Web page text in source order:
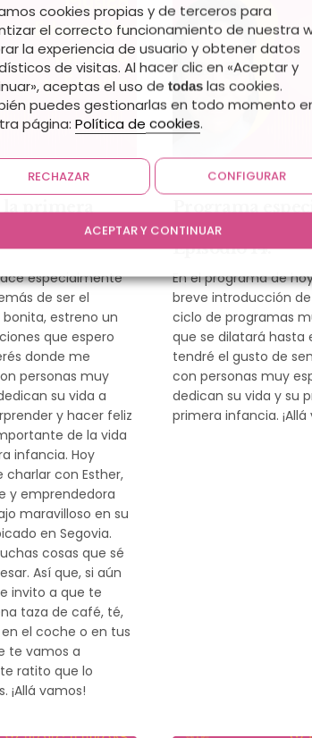
la primera
con Esther
especialmente
de ser el
bonita, estreno un
que espero
donde me
personas muy
su vida a
y hacer feliz
de la vida
infancia. Hoy
con Esther,
y emprendedora
maravilloso en su
en Segovia.
cosas que sé
Así que, si aún
invito a que te
taza de café, té,
el coche o en tus
te vamos a
ratito que lo
¡Allá vamos!
Programa
ciclo de
Episodio 14.
En el programa de
breve introducción
ciclo de programas
que se dilatará hasta
tendré el gusto de
con personas muy
dedican su vida y su
primera infancia. ¡Allá
cookies propias y de terceros para
el correcto funcionamiento de nuestra
la experiencia de usuario y obtener datos
de visitas. Al hacer clic en «Aceptar y
aceptas el uso de todas las cookies.
puedes gestionarlas en todo momento
página: Política de cookies.
RECHAZAR CONFIGURAR
ACEPTAR Y CONTINUAR